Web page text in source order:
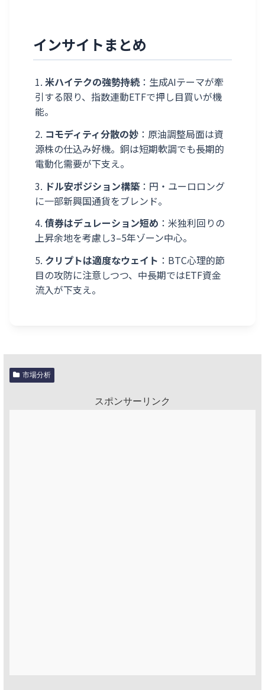
インサイトまとめ
米ハイテクの強勢持続：生成AIテーマが牽
引する限り、指数連動ETFで押し目買いが機
能。
コモディティ分散の妙 ：原油調整局面は資
源株の仕込み好機。銅は短期軟調でも長期的
電動化需要が下支え。
ドル安ポジション構築 ：円・ユーロロング
に一部新興国通貨をブレンド。
債券はデュレーション短め ：米独利回りの
上昇余地を考慮し3–5年ゾーン中心。
クリプトは適度なウェイト ：BTC心理的節
目の攻防に注意しつつ、中長期ではETF資金
流入が下支え。
市場分析
スポンサーリンク